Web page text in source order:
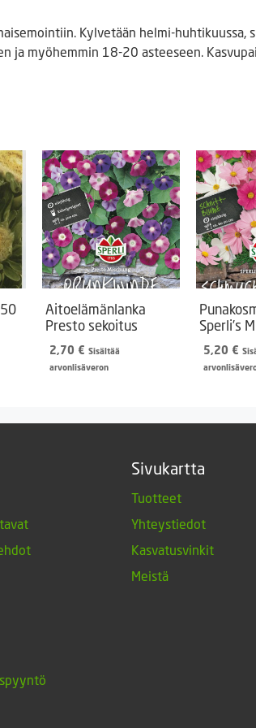
Kylvetään helmi-huhtikuussa,
ja myöhemmin 18-20 asteeseen.
Aitoelämänlanka
Presto sekoitus
2,70 € Sisältää
arvonlisäveron
Sperli’s
5,20 €
Sivukartta
Tuotteet
Yhteystiedot
Kasvatusvinkit
Meistä